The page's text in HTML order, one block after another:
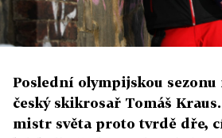
Poslední olympijskou sezonu
český skikrosař Tomáš
mistr světa proto tvrdě dře,